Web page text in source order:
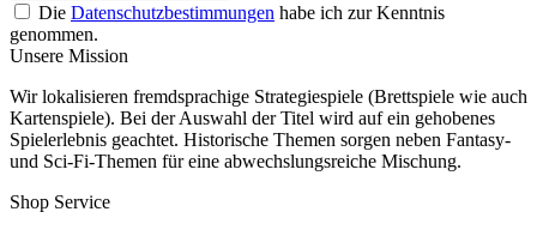
Die Datenschutzbestimmungen habe ich zur Kenntnis
genommen.
Unsere Mission
Wir lokalisieren fremdsprachige Strategiespiele (Brettspiele wie auch
Kartenspiele). Bei der Auswahl der Titel wird auf ein gehobenes
Spielerlebnis geachtet. Historische Themen sorgen neben Fantasy-
und Sci-Fi-Themen für eine abwechslungsreiche Mischung.
Shop Service